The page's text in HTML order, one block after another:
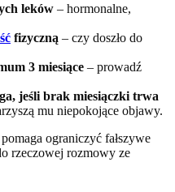
leków – hormonalne,
fizyczną – czy doszło do
3 miesiące – prowadź
jeśli brak miesiączki trwa
mu niepokojące objawy.
ograniczyć fałszywe
rzeczowej rozmowy ze